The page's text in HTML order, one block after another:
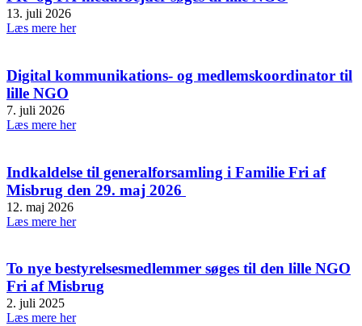
13. juli 2026
Læs mere her
Digital kommunikations- og medlemskoordinator til
lille NGO
7. juli 2026
Læs mere her
Indkaldelse til generalforsamling i Familie Fri af
Misbrug den 29. maj 2026
12. maj 2026
Læs mere her
To nye bestyrelsesmedlemmer søges til den lille NGO
Fri af Misbrug
2. juli 2025
Læs mere her